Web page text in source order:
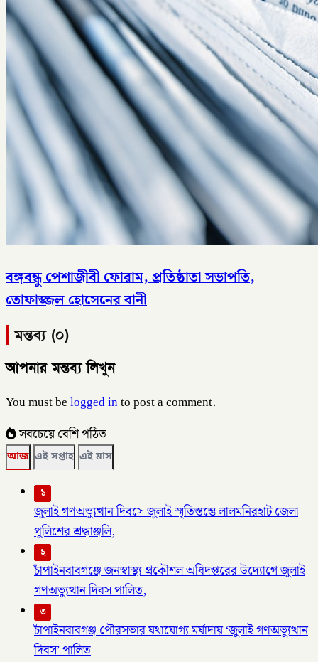
বঙ্গবন্ধু পেশাজীবী ফোরাম, প্রতিষ্ঠাতা সভাপতি,
তোফাজ্জল হোসেনের বানী
মন্তব্য (০)
আপনার মন্তব্য লিখুন
You must belogged into post a comment.
সবচেয়ে বেশি পঠিত
আজ এই সপ্তাহ এই মাস
১
জুলাই গণঅভ্যুত্থান দিবসে জুলাই স্মৃতিস্তম্ভে লালমনিরহাট জেলা
পুলিশের শ্রদ্ধাঞ্জলি,
২
চাঁপাইনবাবগঞ্জে জনস্বাস্থ্য প্রকৌশল অধিদপ্তরের উদ্যোগে জুলাই
গণঅভ্যুত্থান দিবস পালিত,
৩
চাঁপাইনবাবগঞ্জ পৌরসভার যথাযোগ্য মর্যাদায় ‘জুলাই গণঅভ্যুত্থান
দিবস’ পালিত